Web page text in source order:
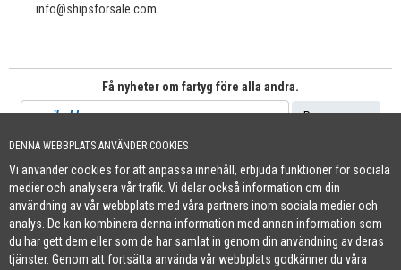
DENNA WEBBPLATS ANVÄNDER COOKIES
Vi använder cookies för att anpassa innehåll, erbjuda funktioner för sociala
medier och analysera vår trafik. Vi delar också information om din
användning av vår webbplats med våra partners inom sociala medier och
analys. De kan kombinera denna information med annan information som
du har gett dem eller som de har samlat in genom din användning av deras
tjänster. Genom att fortsätta använda vår webbplats godkänner du våra
info@shipsforsale.com
Få nyheter om fartyg före alla andra.
Cookie Policy
+46 (0)8-641 96 71|INFO@SHIPSFORSALE.COM|WWW.SHIPSFORSALE.COM
JOHAN@SHIPSFORSALE.COM |PATRIK@SHIPSFORSALE.COM